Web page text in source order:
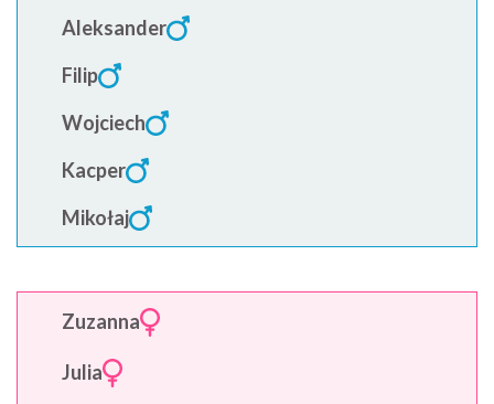
Aleksander
Filip
Wojciech
Kacper
Mikołaj
Zuzanna
Julia